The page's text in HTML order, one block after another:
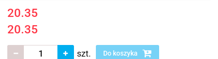
20.35
20.35
szt. Do koszyka